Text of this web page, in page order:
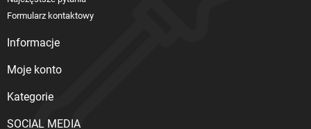
Formularz kontaktowy
Informacje
Moje konto
Kategorie
SOCIAL MEDIA